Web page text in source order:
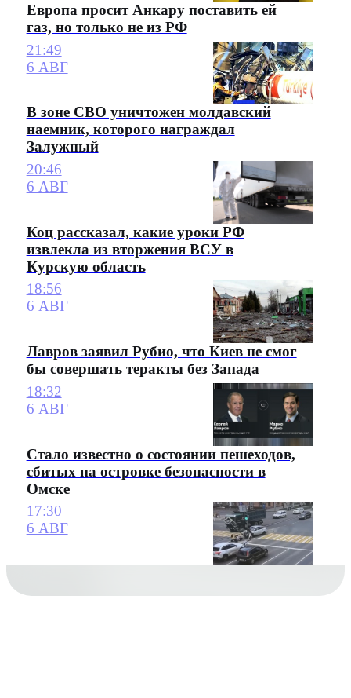
Европа просит Анкару поставить ей
газ, но только не из РФ
21:49
6 АВГ
В зоне СВО уничтожен молдавский
наемник, которого награждал
Залужный
20:46
6 АВГ
Коц рассказал, какие уроки РФ
извлекла из вторжения ВСУ в
Курскую область
18:56
6 АВГ
Лавров заявил Рубио, что Киев не смог
бы совершать теракты без Запада
18:32
6 АВГ
Стало известно о состоянии пешеходов,
сбитых на островке безопасности в
Омске
17:30
6 АВГ